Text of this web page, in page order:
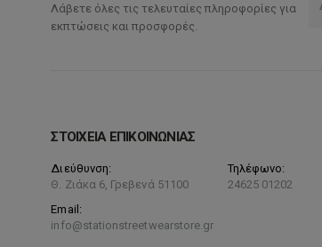
Λάβετε όλες τις τελευταίες πληροφορίες για
εκπτώσεις και προσφορές.
ΣΤΟΙΧΕΙΑ ΕΠΙΚΟΙΝΩΝΙΑΣ
Διεύθυνση:
Θ. Ζιάκα 6, Γρεβενά 51100
Τηλέφωνο:
24625 01202
Email:
info@stationstreetwearstore.gr